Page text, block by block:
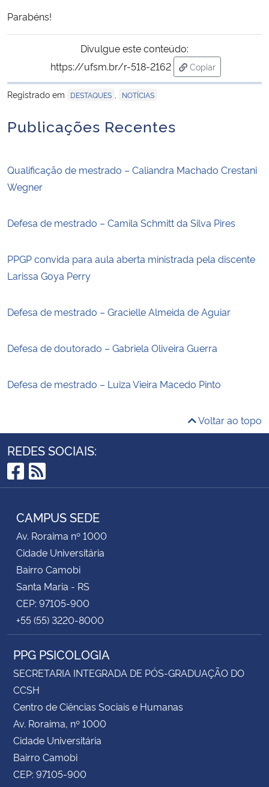
Parabéns!
Divulgue este conteúdo:
https://ufsm.br/r-518-2162
Copiar
para área de
Registrado em
DESTAQUES NOTÍCIAS
Publicações Recentes
Qualificação de mestrado – Caliandra Machado Crestani
Wegner
Defesa de mestrado – Camila Schmitt da Silva Pires
PPGP convida para aula aberta ministrada pela discente
Larissa Goya Perry
Defesa de mestrado – Gracielle Almeida de Aguiar
Defesa de doutorado – Gabriela Oliveira Guerra
Defesa de mestrado – Luiza Vieira Macedo Pinto
Voltar ao topo
REDES SOCIAIS:
Facebook
RSS
CAMPUS SEDE
Av. Roraima nº 1000
Cidade Universitária
Bairro Camobi
Santa Maria - RS
CEP: 97105-900
+55 (55) 3220-8000
PPG PSICOLOGIA
SECRETARIA INTEGRADA DE PÓS-GRADUAÇÃO DO
CCSH
Centro de Ciências Sociais e Humanas
Av. Roraima, nº 1000
Cidade Universitária
Bairro Camobi
CEP: 97105-900